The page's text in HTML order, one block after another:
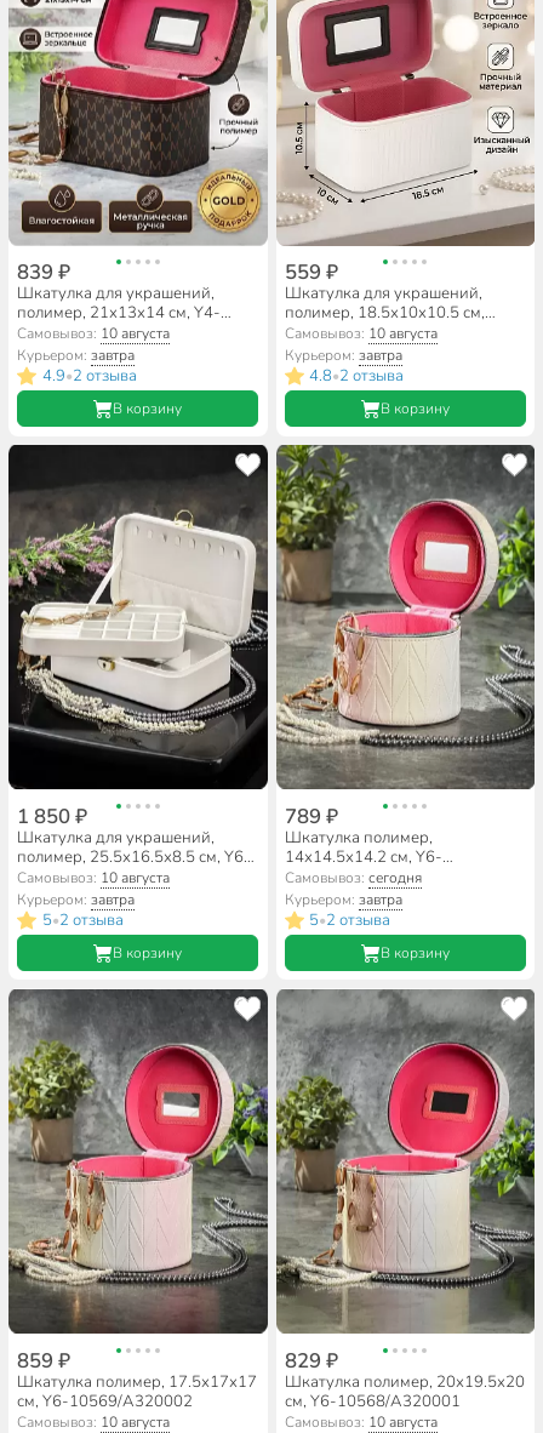
839 ₽
Шкатулка для украшений,
полимер, 21х13х14 см, Y4-
8837
Самовывоз: 10 августа
Курьером:завтра
4.9•2 отзыва
В корзину
559 ₽
Шкатулка для украшений,
полимер, 18.5х10х10.5 см,
бежевая, Y4-8835
Самовывоз: 10 августа
Курьером: завтра
4.8•2 отзыва
В корзину
1 850 ₽
Шкатулка для украшений,
полимер, 25.5х16.5х8.5 см, Y6-
10577/A320010
Самовывоз: 10 августа
Курьером:завтра
5•2 отзыва
В корзину
789 ₽
Шкатулка полимер,
14х14.5х14.2 см, Y6-
10570/A320003
Самовывоз: сегодня
Курьером: завтра
5•2 отзыва
В корзину
859 ₽
Шкатулка полимер, 17.5х17х17
см, Y6-10569/A320002
Самовывоз: 10 августа
829 ₽
Шкатулка полимер, 20х19.5х20
см, Y6-10568/A320001
Самовывоз: 10 августа